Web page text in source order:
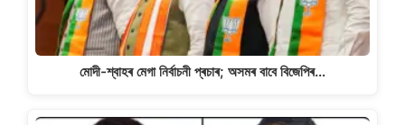
মোদী-শ্বাহৰ মেগা নিৰ্বাচনী প্ৰচাৰ; অসমৰ বাবে বিজেপিৰ…